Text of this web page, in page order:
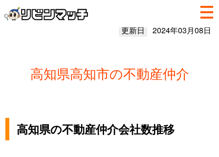
更新日 2024年03月08日
高知県高知市の不動産仲介
高知県の不動産仲介会社数推移